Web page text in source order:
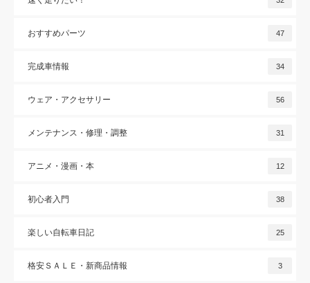
おすすめパーツ 47
完成車情報 34
ウェア・アクセサリー 56
メンテナンス・修理・調整 31
アニメ・漫画・本 12
初心者入門 38
楽しい自転車日記 25
格安ＳＡＬＥ・新商品情報 3